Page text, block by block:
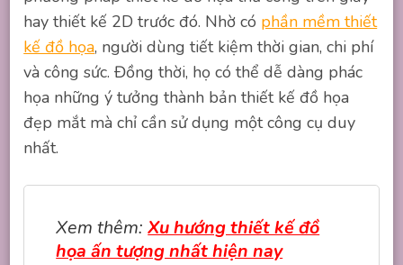
hay thiết kế 2D trước đó. Nhờ có phần mềm thiết
kế đồ họa, người dùng tiết kiệm thời gian, chi phí
và công sức. Đồng thời, họ có thể dễ dàng phác
họa những ý tưởng thành bản thiết kế đồ họa
đẹp mắt mà chỉ cần sử dụng một công cụ duy
nhất.
Xem thêm: Xu hướng thiết kế đồ
họa ấn tượng nhất hiện nay